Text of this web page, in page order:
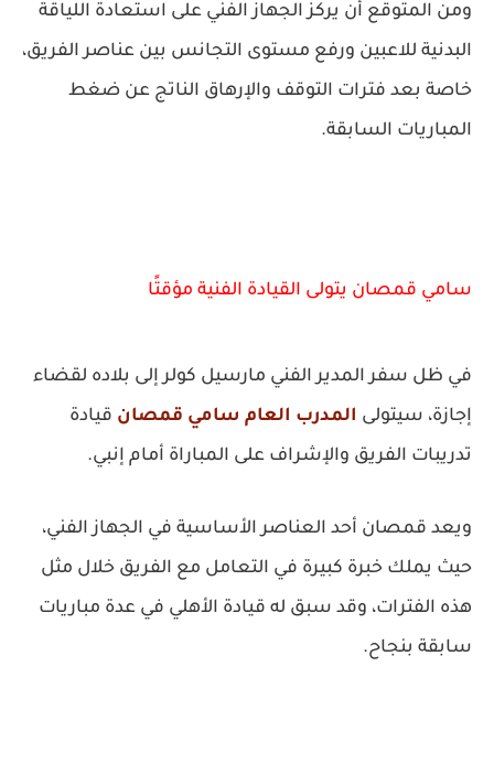
ومن المتوقع أن يركز الجهاز الفني على استعادة اللياقة
البدنية للاعبين ورفع مستوى التجانس بين عناصر الفريق،
خاصة بعد فترات التوقف والإرهاق الناتج عن ضغط
المباريات السابقة.
سامي قمصان يتولى القيادة الفنية مؤقتًا
في ظل سفر المدير الفني مارسيل كولر إلى بلاده لقضاء
إجازة، سيتولى المدرب العام سامي قمصان قيادة
تدريبات الفريق والإشراف على المباراة أمام إنبي.
ويعد قمصان أحد العناصر الأساسية في الجهاز الفني،
حيث يملك خبرة كبيرة في التعامل مع الفريق خلال مثل
هذه الفترات، وقد سبق له قيادة الأهلي في عدة مباريات
سابقة بنجاح.